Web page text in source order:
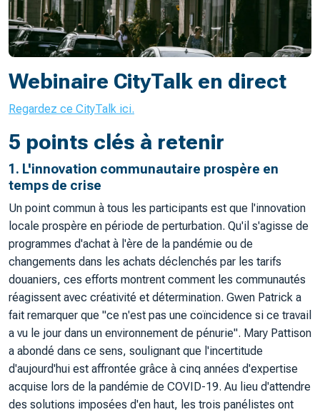
Webinaire CityTalk en direct
Regardez ce CityTalk ici.
5 points clés à retenir
1. L'innovation communautaire prospère en
temps de crise
Un point commun à tous les participants est que l'innovation
locale prospère en période de perturbation. Qu'il s'agisse de
programmes d'achat à l'ère de la pandémie ou de
changements dans les achats déclenchés par les tarifs
douaniers, ces efforts montrent comment les communautés
réagissent avec créativité et détermination. Gwen Patrick a
fait remarquer que "ce n'est pas une coïncidence si ce travail
a vu le jour dans un environnement de pénurie". Mary Pattison
a abondé dans ce sens, soulignant que l'incertitude
d'aujourd'hui est affrontée grâce à cinq années d'expertise
acquise lors de la pandémie de COVID-19. Au lieu d'attendre
des solutions imposées d'en haut, les trois panélistes ont